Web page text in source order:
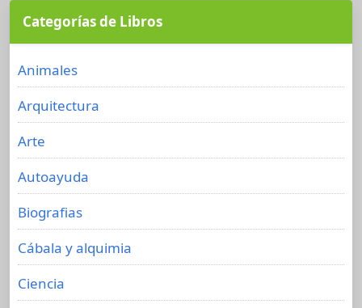
Categorías de Libros
Animales
Arquitectura
Arte
Autoayuda
Biografias
Cábala y alquimia
Ciencia